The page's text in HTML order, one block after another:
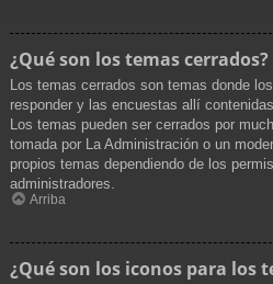
¿Qué son los temas cerrados?
Los temas cerrados son temas donde
responder y las encuestas allí
Los temas pueden ser cerrados por
tomada por La Administración o un
propios temas dependiendo de los
administradores.
Arriba
¿Qué son los iconos para los